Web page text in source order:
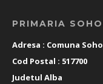
PRIMARIA
Adresa : Comuna
Cod Postal : 517700
Judetul Alba